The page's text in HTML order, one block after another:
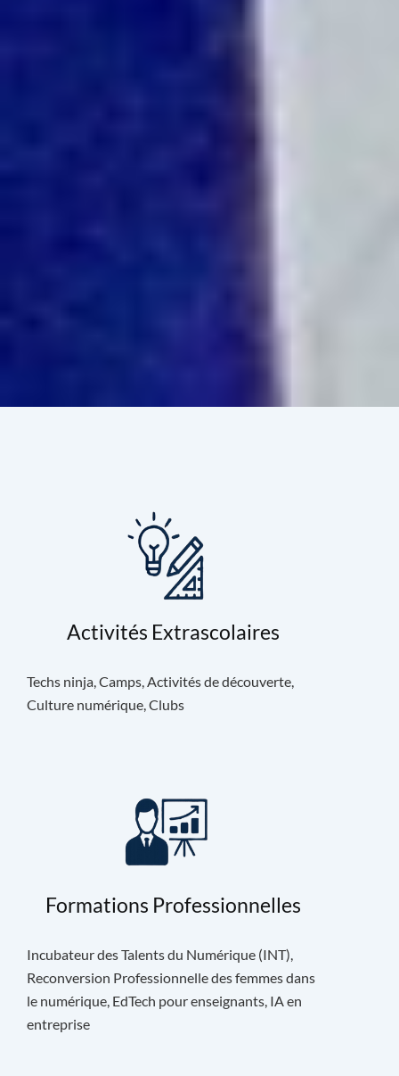
Activités Extrascolaires
Techs ninja, Camps, Activités de découverte,
Culture numérique, Clubs
Formations Professionnelles
Incubateur des Talents du Numérique (INT),
Reconversion Professionnelle des femmes dans
le numérique, EdTech pour enseignants, IA en
entreprise